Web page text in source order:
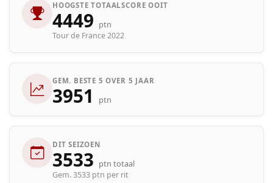
HOOGSTE TOTAALSCORE OOIT
4449 ptn
Tour de France 2022
GEM. BESTE 5 OVER 5 JAAR
3951 ptn
DIT SEIZOEN
3533 ptn totaal
Gem. 3533 ptn per rit